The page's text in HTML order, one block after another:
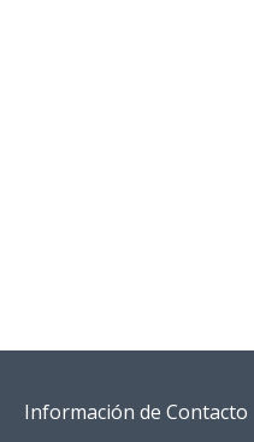
Información de Contacto